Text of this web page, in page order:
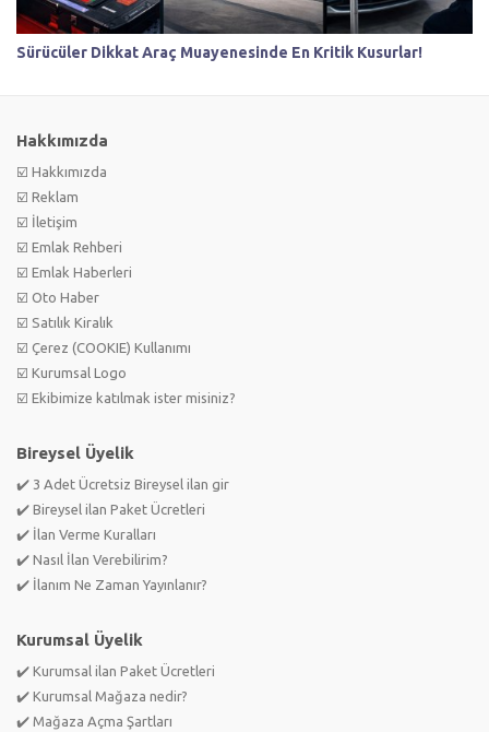
Sürücüler Dikkat Araç Muayenesinde En Kritik Kusurlar!
Hakkımızda
☑️ Hakkımızda
☑️ Reklam
☑️ İletişim
☑️ Emlak Rehberi
☑️ Emlak Haberleri
☑️ Oto Haber
☑️ Satılık Kiralık
☑️ Çerez (COOKIE) Kullanımı
☑️ Kurumsal Logo
☑️ Ekibimize katılmak ister misiniz?
Bireysel Üyelik
✔️ 3 Adet Ücretsiz Bireysel ilan gir
✔️ Bireysel ilan Paket Ücretleri
✔️ İlan Verme Kuralları
✔️ Nasıl İlan Verebilirim?
✔️ İlanım Ne Zaman Yayınlanır?
Kurumsal Üyelik
✔️ Kurumsal ilan Paket Ücretleri
✔️ Kurumsal Mağaza nedir?
✔️ Mağaza Açma Şartları